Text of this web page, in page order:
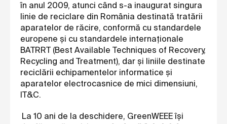
în anul 2009, atunci când s-a inaugurat singura
linie de reciclare din România destinată tratării
aparatelor de răcire, conformă cu standardele
europene şi cu standardele internaţionale
BATRRT (Best Available Techniques of Recovery,
Recycling and Treatment), dar şi liniile destinate
reciclării echipamentelor informatice şi
aparatelor electrocasnice de mici dimensiuni,
IT&C.
La 10 ani de la deschidere, GreenWEEE își